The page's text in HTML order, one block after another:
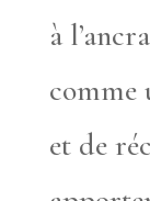
à
comme
et de